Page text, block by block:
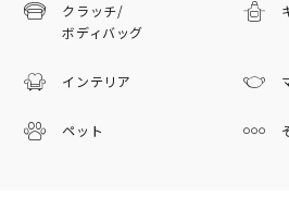
クラッチ/
ボディバッグ
インテリア
ペット